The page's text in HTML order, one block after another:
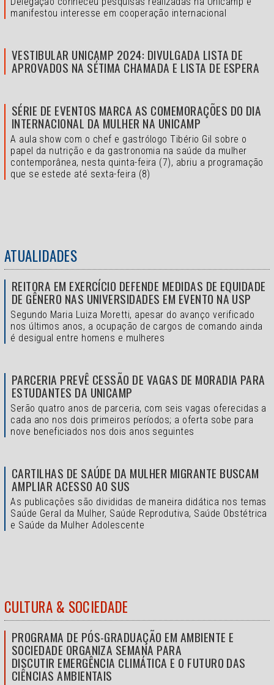
manifestou interesse em cooperação internacional
VESTIBULAR UNICAMP 2024: DIVULGADA LISTA DE
APROVADOS NA SÉTIMA CHAMADA E LISTA DE ESPERA
SÉRIE DE EVENTOS MARCA AS COMEMORAÇÕES DO DIA
INTERNACIONAL DA MULHER NA UNICAMP
A aula show com o chef e gastrólogo Tibério Gil sobre o
papel da nutrição e da gastronomia na saúde da mulher
contemporânea, nesta quinta-feira (7), abriu a programação
que se estede até sexta-feira (8)
ATUALIDADES
REITORA EM EXERCÍCIO DEFENDE MEDIDAS DE EQUIDADE
DE GÊNERO NAS UNIVERSIDADES EM EVENTO NA USP
Segundo Maria Luiza Moretti, apesar do avanço verificado
nos últimos anos, a ocupação de cargos de comando ainda
é desigual entre homens e mulheres
PARCERIA PREVÊ CESSÃO DE VAGAS DE MORADIA PARA
ESTUDANTES DA UNICAMP
Serão quatro anos de parceria, com seis vagas oferecidas a
cada ano nos dois primeiros períodos; a oferta sobe para
nove beneficiados nos dois anos seguintes
CARTILHAS DE SAÚDE DA MULHER MIGRANTE BUSCAM
AMPLIAR ACESSO AO SUS
As publicações são divididas de maneira didática nos temas
Saúde Geral da Mulher, Saúde Reprodutiva, Saúde Obstétrica
e Saúde da Mulher Adolescente
CULTURA & SOCIEDADE
PROGRAMA DE PÓS-GRADUAÇÃO EM AMBIENTE E
SOCIEDADE ORGANIZA SEMANA PARA
DISCUTIR EMERGÊNCIA CLIMÁTICA E O FUTURO DAS
CIÊNCIAS AMBIENTAIS